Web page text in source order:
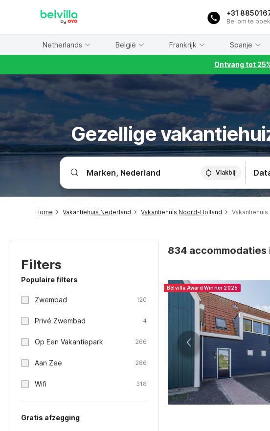
+31
Bel om te
Netherlands België Frankrijk Spanje
Ontvang tot
Gezellige
Vlakbij
Home Vakantiehuis Nederland Vakantiehuis Noord-Holland Vakantiehuis
Filters
Populaire filters
Zwembad 120
Privé Zwembad 4
Op Een Vakantiepark 266
Aan Zee 286
Wifi 318
Gratis afzegging
834 accommodaties
Belvilla Award Winner 2025